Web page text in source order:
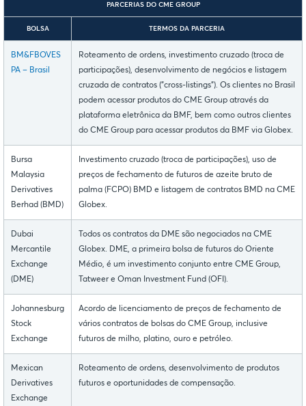
PARCERIAS DO CME GROUP
BOLSA TERMOS DA PARCERIA
BM&FBOVES
PA – Brasil
Roteamento de ordens, investimento cruzado (troca de
participações), desenvolvimento de negócios e listagem
cruzada de contratos ("cross-listings"). Os clientes no Brasil
podem acessar produtos do CME Group através da
plataforma eletrônica da BMF, bem como outros clientes
do CME Group para acessar produtos da BMF via Globex.
Bursa
Malaysia
Derivatives
Berhad (BMD)
Investimento cruzado (troca de participações), uso de
preços de fechamento de futuros de azeite bruto de
palma (FCPO) BMD e listagem de contratos BMD na CME
Globex.
Dubai
Mercantile
Exchange
(DME)
Todos os contratos da DME são negociados na CME
Globex. DME, a primeira bolsa de futuros do Oriente
Médio, é um investimento conjunto entre CME Group,
Tatweer e Oman Investment Fund (OFI).
Johannesburg
Stock
Exchange
Acordo de licenciamento de preços de fechamento de
vários contratos de bolsas do CME Group, inclusive
futuros de milho, platino, ouro e petróleo.
Mexican
Derivatives
Exchange
Roteamento de ordens, desenvolvimento de produtos
futuros e oportunidades de compensação.